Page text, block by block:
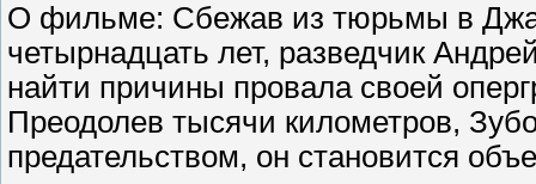
О фильме: Сбежав из тюрьмы в
четырнадцать лет, разведчик
найти причины провала своей
Преодолев тысячи километров,
предательством, он становится